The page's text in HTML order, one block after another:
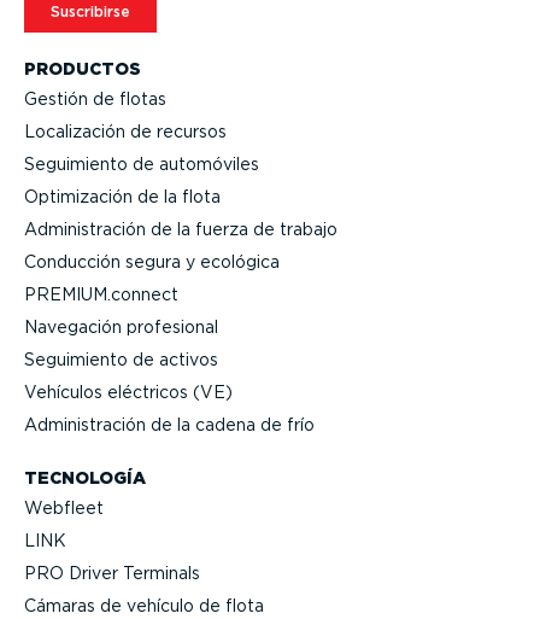
PRODUCTOS
Gestión de flotas
Locali­zación de recursos
Seguimiento de automóviles
Optimi­zación de la flota
Adminis­tración de la fuerza de trabajo
Conducción segura y ecológica
PREMIUM.connect
Navegación profesional
Seguimiento de activos
Vehículos eléctricos (VE)
Adminis­tración de la cadena de frío
TECNOLOGÍA
Webfleet
LINK
PRO Driver Terminals
Cámaras de vehículo de flota
Suscribirse